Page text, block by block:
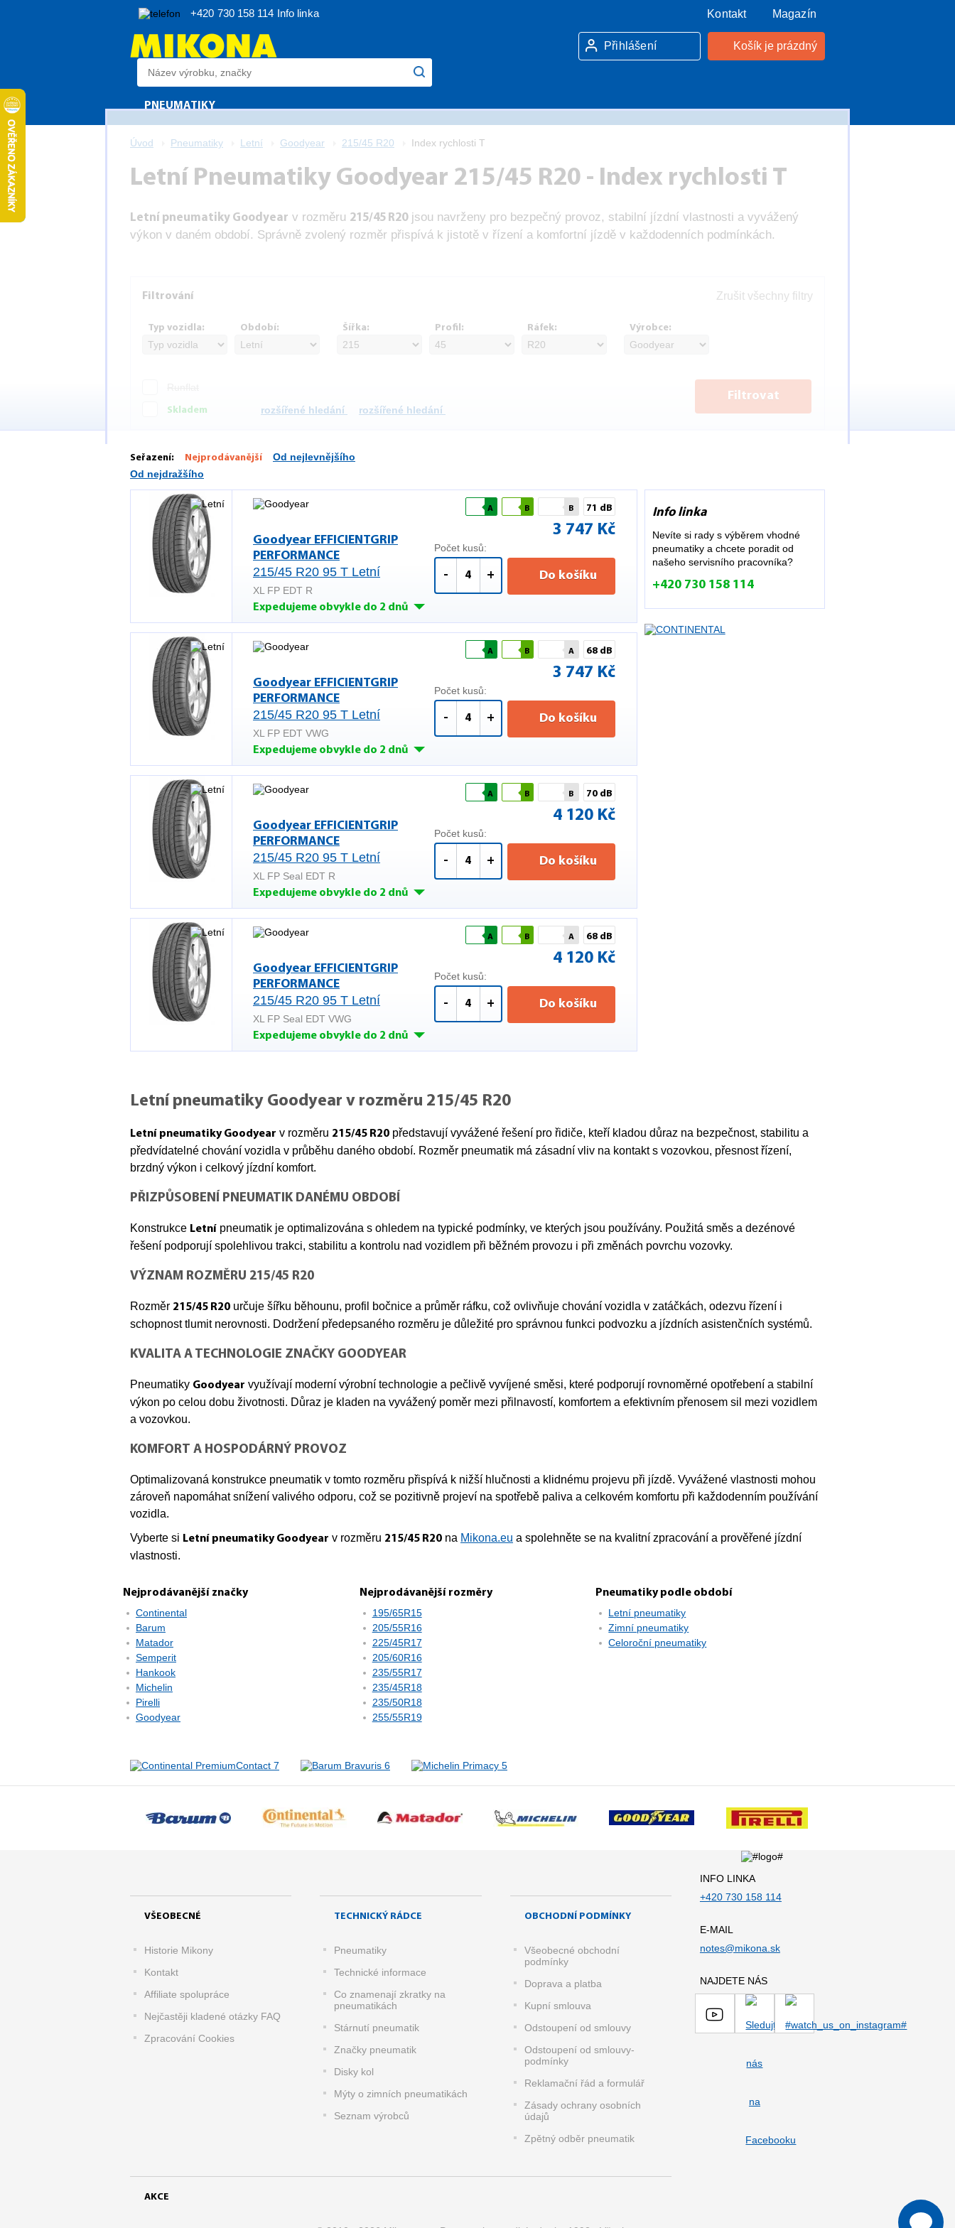
Košík je prázdný
Přihlášení
+420 730 158 114 Info linka Kontakt Magazín
PNEUMATIKY
Úvod Pneumatiky Letní Goodyear 215/45 R20 Index rychlosti T
Letní Pneumatiky Goodyear 215/45 R20 - Index rychlosti T
Letní pneumatiky Goodyear v rozměru 215/45 R20jsou navrženy pro bezpečný provoz, stabilní jízdní vlastnosti a vyvážený
výkon v daném období. Správně zvolený rozměr přispívá k jistotě v řízení a komfortní jízdě v každodenních podmínkách.
Filtrování Zrušit všechny filtry
Typ vozidla: Období: Šířka: Profil: Ráfek: Výrobce:
Skladem rozšířené hledání rozšířené hledání
Filtrovat
Seřazení: Nejprodávanější
Od nejlevnějšího
Od nejdražšího
Goodyear EFFICIENTGRIP
PERFORMANCE
215/45 R20 95 T Letní
XL FP EDT R
Expedujeme obvykle do 2 dnů
A B B 71 dB
3 747 Kč
Počet kusů:
- + Do košíku
Goodyear EFFICIENTGRIP
PERFORMANCE
215/45 R20 95 T Letní
XL FP EDT VWG
Expedujeme obvykle do 2 dnů
A B A 68 dB
3 747 Kč
Počet kusů:
- + Do košíku
Goodyear EFFICIENTGRIP
PERFORMANCE
215/45 R20 95 T Letní
XL FP Seal EDT R
Expedujeme obvykle do 2 dnů
A B B 70 dB
4 120 Kč
Počet kusů:
- + Do košíku
Goodyear EFFICIENTGRIP
PERFORMANCE
215/45 R20 95 T Letní
XL FP Seal EDT VWG
Expedujeme obvykle do 2 dnů
A B A 68 dB
4 120 Kč
Počet kusů:
- + Do košíku
Info linka
Nevíte si rady s výběrem vhodné
pneumatiky a chcete poradit od
našeho servisního pracovníka?
+420 730 158 114
Letní pneumatiky Goodyear v rozměru 215/45 R20
Letní pneumatiky Goodyear v rozměru 215/45 R20 představují vyvážené řešení pro řidiče, kteří kladou důraz na bezpečnost, stabilitu a
předvídatelné chování vozidla v průběhu daného období. Rozměr pneumatik má zásadní vliv na kontakt s vozovkou, přesnost řízení,
brzdný výkon i celkový jízdní komfort.
PŘIZPŮSOBENÍ PNEUMATIK DANÉMU OBDOBÍ
Konstrukce Letní pneumatik je optimalizována s ohledem na typické podmínky, ve kterých jsou používány. Použitá směs a dezénové
řešení podporují spolehlivou trakci, stabilitu a kontrolu nad vozidlem při běžném provozu i při změnách povrchu vozovky.
VÝZNAM ROZMĚRU 215/45 R20
Rozměr 215/45 R20 určuje šířku běhounu, profil bočnice a průměr ráfku, což ovlivňuje chování vozidla v zatáčkách, odezvu řízení i
schopnost tlumit nerovnosti. Dodržení předepsaného rozměru je důležité pro správnou funkci podvozku a jízdních asistenčních systémů.
KVALITA A TECHNOLOGIE ZNAČKY GOODYEAR
Pneumatiky Goodyear využívají moderní výrobní technologie a pečlivě vyvíjené směsi, které podporují rovnoměrné opotřebení a stabilní
výkon po celou dobu životnosti. Důraz je kladen na vyvážený poměr mezi přilnavostí, komfortem a efektivním přenosem sil mezi vozidlem
a vozovkou.
KOMFORT A HOSPODÁRNÝ PROVOZ
Optimalizovaná konstrukce pneumatik v tomto rozměru přispívá k nižší hlučnosti a klidnému projevu při jízdě. Vyvážené vlastnosti mohou
zároveň napomáhat snížení valivého odporu, což se pozitivně projeví na spotřebě paliva a celkovém komfortu při každodenním používání
vozidla.
Vyberte si Letní pneumatiky Goodyear v rozměru 215/45 R20 na Mikona.eu a spolehněte se na kvalitní zpracování a prověřené jízdní
vlastnosti.
Nejprodávanější značky
Continental
Barum
Matador
Semperit
Hankook
Michelin
Pirelli
Goodyear
Nejprodávanější rozměry
195/65R15
205/55R16
225/45R17
205/60R16
235/55R17
235/45R18
235/50R18
255/55R19
Pneumatiky podle období
Letní pneumatiky
Zimní pneumatiky
Celoroční pneumatiky
VŠEOBECNÉ
Historie Mikony
Kontakt
Affiliate spolupráce
Nejčastěji kladené otázky FAQ
Zpracování Cookies
TECHNICKÝ RÁDCE
Pneumatiky
Technické informace
Co znamenají zkratky na
pneumatikách
Stárnutí pneumatik
Značky pneumatik
Disky kol
Mýty o zimních pneumatikách
Seznam výrobců
OBCHODNÍ PODMÍNKY
Všeobecné obchodní
podmínky
Doprava a platba
Kupní smlouva
Odstoupení od smlouvy
Odstoupení od smlouvy-
podmínky
Reklamační řád a formulář
Zásady ochrany osobních
údajů
Zpětný odběr pneumatik
AKCE
INFO LINKA
+420 730 158 114
E-MAIL
notes@mikona.sk
NAJDETE NÁS